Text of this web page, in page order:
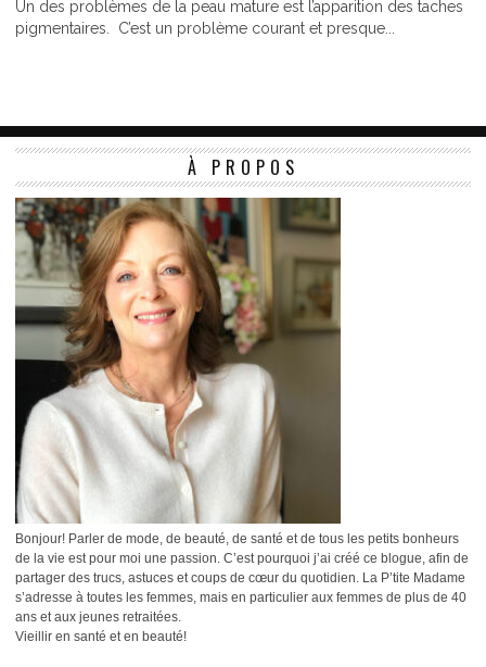
Un des problèmes de la peau mature est l’apparition des taches
pigmentaires. C’est un problème courant et presque...
À PROPOS
Bonjour! Parler de mode, de beauté, de santé et de tous les petits bonheurs
de la vie est pour moi une passion. C’est pourquoi j’ai créé ce blogue, afin de
partager des trucs, astuces et coups de cœur du quotidien. La P’tite Madame
s’adresse à toutes les femmes, mais en particulier aux femmes de plus de 40
ans et aux jeunes retraitées.
Vieillir en santé et en beauté!